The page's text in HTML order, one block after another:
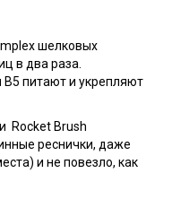
шелковых
в два раза.
питают и укрепляют
Rocket Brush
реснички, даже
и не повезло, как